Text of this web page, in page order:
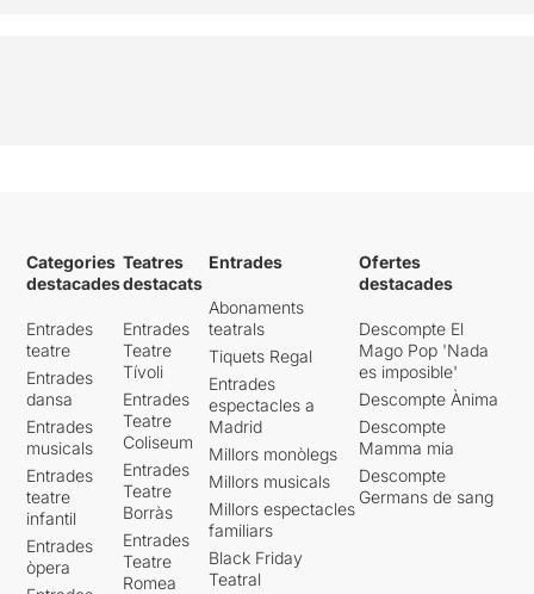
Categories
destacades
Entrades
teatre
Entrades
dansa
Entrades
musicals
Entrades
teatre
infantil
Entrades
òpera
Teatres
destacats
Entrades
Teatre
Tívoli
Entrades
Teatre
Coliseum
Entrades
Teatre
Borràs
Entrades
Teatre
Romea
Entrades
Abonaments
teatrals
Tiquets Regal
Entrades
espectacles a
Madrid
Millors monòlegs
Millors musicals
Millors espectacles
familiars
Black Friday
Teatral
Ofertes
destacades
Descompte El
Mago Pop 'Nada
es imposible'
Descompte Ànima
Descompte
Mamma mia
Descompte
Germans de sang